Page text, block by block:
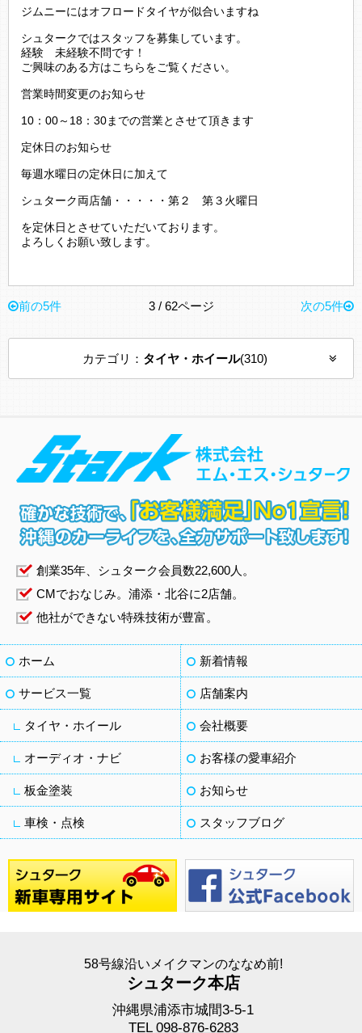
ジムニーにはオフロードタイヤが似合いますね
シュタークではスタッフを募集しています。
経験 未経験不問です！
ご興味のある方はこちらをご覧ください。
営業時間変更のお知らせ
10：00～18：30までの営業とさせて頂きます
定休日のお知らせ
毎週水曜日の定休日に加えて
シュターク両店舗・・・・・第２ 第３火曜日
を定休日とさせていただいております。
よろしくお願い致します。
前の5件 次の5件
3 / 62ページ
カテゴリ： タイヤ・ホイール(310)
創業35年、シュターク会員数22,600人。
CMでおなじみ。浦添・北谷に2店舗。
他社ができない特殊技術が豊富。
ホーム 新着情報
サービス一覧 店舗案内
タイヤ・ホイール 会社概要
オーディオ・ナビ お客様の愛車紹介
板金塗装 お知らせ
車検・点検 スタッフブログ
58号線沿いメイクマンのななめ前!
シュターク本店
沖縄県浦添市城間3-5-1
TEL 098-876-6283